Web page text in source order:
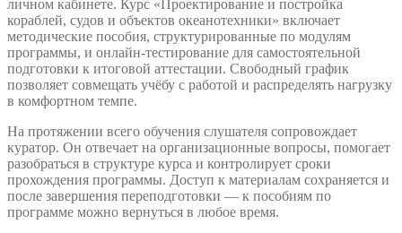
личном кабинете. Курс «Проектирование и постройка
кораблей, судов и объектов океанотехники» включает
методические пособия, структурированные по модулям
программы, и онлайн-тестирование для самостоятельной
подготовки к итоговой аттестации. Свободный график
позволяет совмещать учёбу с работой и распределять нагрузку
в комфортном темпе.
На протяжении всего обучения слушателя сопровождает
куратор. Он отвечает на организационные вопросы, помогает
разобраться в структуре курса и контролирует сроки
прохождения программы. Доступ к материалам сохраняется и
после завершения переподготовки — к пособиям по
программе можно вернуться в любое время.